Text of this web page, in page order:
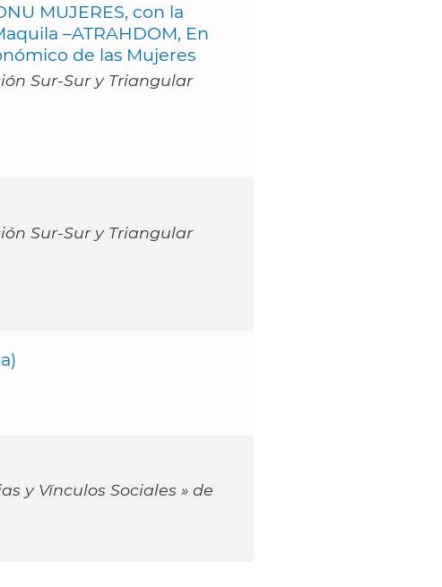
MUJERES, con la
–ATRAHDOM, En
de las Mujeres
Sur-Sur y Triangular
Sur-Sur y Triangular
y Vínculos Sociales » de